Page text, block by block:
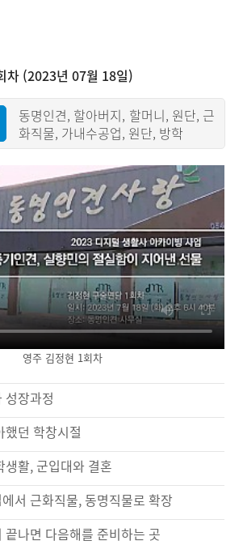
차 (2023년 07월 18일)
동명인견, 할아버지, 할머니, 원단, 근
화직물, 가내수공업, 원단, 방학
영주 김정현 1회차
성장과정
했던 학창시절
생활, 군입대와 결혼
서 근화직물, 동명직물로 확장
끝나면 다음해를 준비하는 곳